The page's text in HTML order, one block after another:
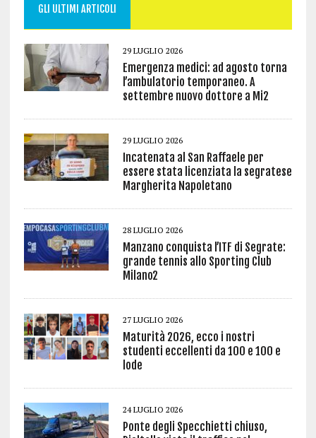
GLI ULTIMI ARTICOLI
29 LUGLIO 2026
Emergenza medici: ad agosto torna
l’ambulatorio temporaneo. A
settembre nuovo dottore a Mi2
29 LUGLIO 2026
Incatenata al San Raffaele per
essere stata licenziata la segratese
Margherita Napoletano
28 LUGLIO 2026
Manzano conquista l’ITF di Segrate:
grande tennis allo Sporting Club
Milano2
27 LUGLIO 2026
Maturità 2026, ecco i nostri
studenti eccellenti da 100 e 100 e
lode
24 LUGLIO 2026
Ponte degli Specchietti chiuso,